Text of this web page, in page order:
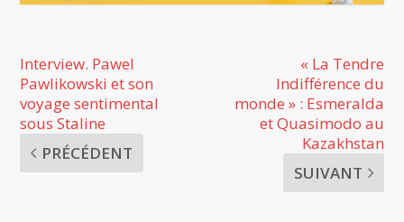
Interview. Pawel
Pawlikowski et son
voyage sentimental
sous Staline
PRÉCÉDENT
« La Tendre
Indifférence du
monde » : Esmeralda
et Quasimodo au
Kazakhstan
SUIVANT